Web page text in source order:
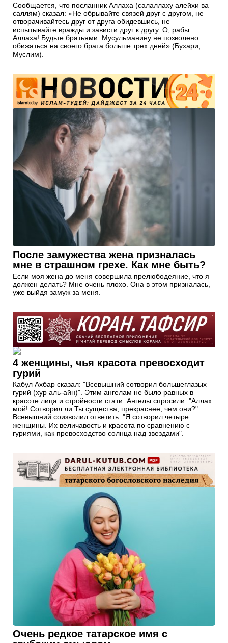
Сообщается, что посланник Аллаха (салаллаху алейхи ва
саллям) сказал: «Не обрывайте связей друг с другом, не
отворачивайтесь друг от друга обидевшись, не
испытывайте вражды и зависти друг к другу. О, рабы
Аллаха! Будьте братьями. Мусульманину не позволено
обижаться на своего брата больше трех дней» (Бухари,
Муслим).
После замужества жена призналась
мне в страшном грехе. Как мне быть?
Если моя жена до меня совершила прелюбодеяние, что я
должен делать? Мне очень плохо. Она в этом призналась,
уже выйдя замуж за меня.
4 женщины, чья красота превосходит
гурий
Кабул Ахбар сказал: "Всевышний сотворил большеглазых
гурий (хур аль-айн)". Этим ангелам не было равных в
красоте лица и стройности стати. Ангелы спросили: "Аллах
мой! Сотворил ли Ты существа, прекраснее, чем они?"
Всевышний соизволил ответить: "Я сотворил четыре
женщины. Их величавость и красота по сравнению с
гуриями, как превосходство солнца над звездами".
Очень редкое татарское имя с